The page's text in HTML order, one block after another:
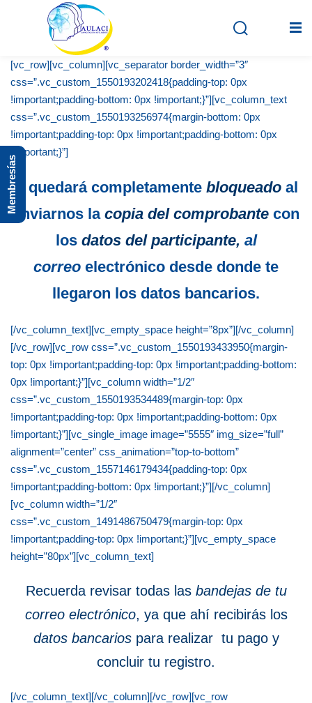
Inicio
En vivo
Registro
Iniciar sesión
[vc_row][vc_column][vc_separator border_width=”3″
css=”.vc_custom_1550193202418{padding-top: 0px
!important;padding-bottom: 0px !important;}”][vc_column_text
css=”.vc_custom_1550193256974{margin-bottom: 0px
!important;padding-top: 0px !important;padding-bottom: 0px
!important;}”]
Y quedará completamente bloqueado al
enviarnos lacopia del comprobante con
los datos del participante, al
correo electrónico desde donde te
llegaron los datos bancarios.
[/vc_column_text][vc_empty_space height=”8px”][/vc_column]
[/vc_row][vc_row css=”.vc_custom_1550193433950{margin-
top: 0px !important;padding-top: 0px !important;padding-bottom:
0px !important;}”][vc_column width=”1/2″
css=”.vc_custom_1550193534489{margin-top: 0px
!important;padding-top: 0px !important;padding-bottom: 0px
!important;}”][vc_single_image image=”5555″ img_size=”full”
alignment=”center” css_animation=”top-to-bottom”
css=”.vc_custom_1557146179434{padding-top: 0px
!important;padding-bottom: 0px !important;}”][/vc_column]
[vc_column width=”1/2″
css=”.vc_custom_1491486750479{margin-top: 0px
!important;padding-top: 0px !important;}”][vc_empty_space
height=”80px”][vc_column_text]
Recuerda revisar todas las bandejas de tu
correo electrónico, ya que ahí recibirás los
datos bancariospara realizar tu pago y
concluir tu registro.
[/vc_column_text][/vc_column][/vc_row][vc_row
Membresías